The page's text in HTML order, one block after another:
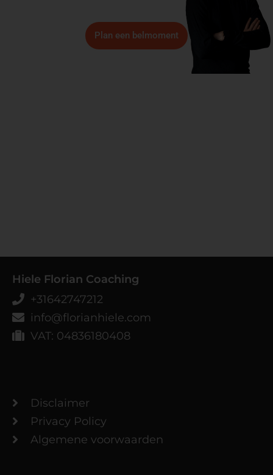
Plan een belmoment
Hiele Florian Coaching
+31642747212
info@florianhiele.com
VAT: 04836180408
Disclaimer
Privacy Policy
Algemene voorwaarden